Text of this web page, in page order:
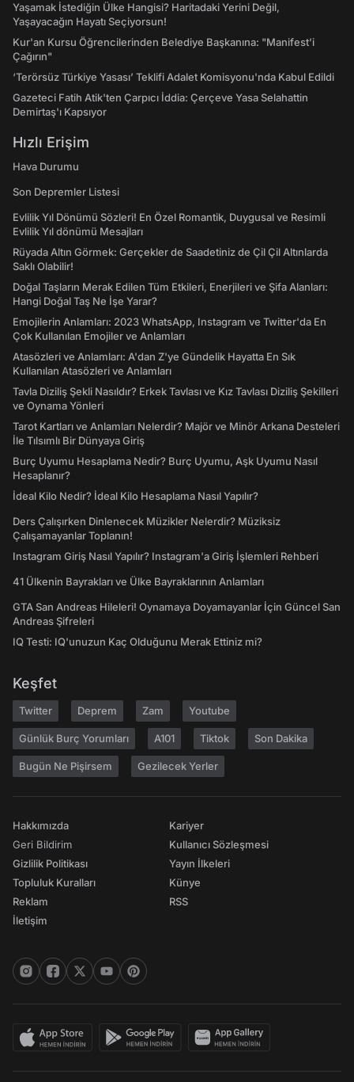
Yaşamak İstediğin Ülke Hangisi? Haritadaki Yerini Değil,
Yaşayacağın Hayatı Seçiyorsun!
Kur'an Kursu Öğrencilerinden Belediye Başkanına: "Manifest’i
Çağırın"
‘Terörsüz Türkiye Yasası’ Teklifi Adalet Komisyonu'nda Kabul Edildi
Gazeteci Fatih Atik'ten Çarpıcı İddia: Çerçeve Yasa Selahattin
Demirtaş'ı Kapsıyor
Hızlı Erişim
Hava Durumu
Son Depremler Listesi
Evlilik Yıl Dönümü Sözleri! En Özel Romantik, Duygusal ve Resimli
Evlilik Yıl dönümü Mesajları
Rüyada Altın Görmek: Gerçekler de Saadetiniz de Çil Çil Altınlarda
Saklı Olabilir!
Doğal Taşların Merak Edilen Tüm Etkileri, Enerjileri ve Şifa Alanları:
Hangi Doğal Taş Ne İşe Yarar?
Emojilerin Anlamları: 2023 WhatsApp, Instagram ve Twitter'da En
Çok Kullanılan Emojiler ve Anlamları
Atasözleri ve Anlamları: A'dan Z'ye Gündelik Hayatta En Sık
Kullanılan Atasözleri ve Anlamları
Tavla Diziliş Şekli Nasıldır? Erkek Tavlası ve Kız Tavlası Diziliş Şekilleri
ve Oynama Yönleri
Tarot Kartları ve Anlamları Nelerdir? Majör ve Minör Arkana Desteleri
İle Tılsımlı Bir Dünyaya Giriş
Burç Uyumu Hesaplama Nedir? Burç Uyumu, Aşk Uyumu Nasıl
Hesaplanır?
İdeal Kilo Nedir? İdeal Kilo Hesaplama Nasıl Yapılır?
Ders Çalışırken Dinlenecek Müzikler Nelerdir? Müziksiz
Çalışamayanlar Toplanın!
Instagram Giriş Nasıl Yapılır? Instagram'a Giriş İşlemleri Rehberi
41 Ülkenin Bayrakları ve Ülke Bayraklarının Anlamları
GTA San Andreas Hileleri! Oynamaya Doyamayanlar İçin Güncel San
Andreas Şifreleri
IQ Testi: IQ'unuzun Kaç Olduğunu Merak Ettiniz mi?
Keşfet
Twitter Deprem Zam Youtube
Günlük Burç Yorumları A101 Tiktok Son Dakika
Bugün Ne Pişirsem Gezilecek Yerler
Hakkımızda
Geri Bildirim
Gizlilik Politikası
Topluluk Kuralları
Reklam
İletişim
Kariyer
Kullanıcı Sözleşmesi
Yayın İlkeleri
Künye
RSS